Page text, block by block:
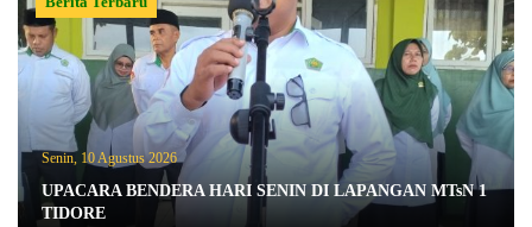
Senin, 10 Agustus 2026
UPACARA BENDERA HARI SENIN DI LAPANGAN MTsN 1
TIDORE